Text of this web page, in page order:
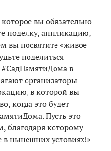
вы обязательно
поделку, аппликацию,
вы посвятите «живое
поделиться
в
организаторы
в которой вы
когда это будет
Пусть это
благодаря которому
в нынешних условиях!»